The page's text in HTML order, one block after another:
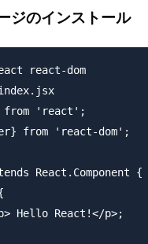
ジのインストール
react-dom
from 'react';
from 'react-dom';
React.Component {
Hello React!</p>;